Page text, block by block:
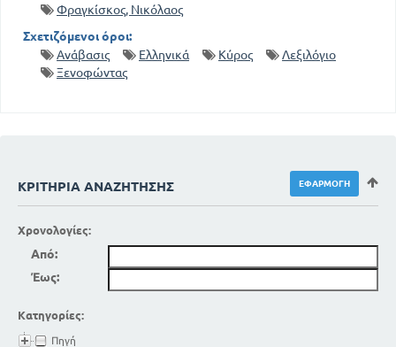
Φραγκίσκος, Νικόλαος
Σχετιζόμενοι όροι:
Ανάβασις
Ελληνικά Κύρος
Λεξιλόγιο
Ξενοφώντας
ΚΡΙΤΉΡΙΑ ΑΝΑΖΉΤΗΣΗΣ
Χρονολογίες:
Από:
Έως:
Κατηγορίες:
Πηγή